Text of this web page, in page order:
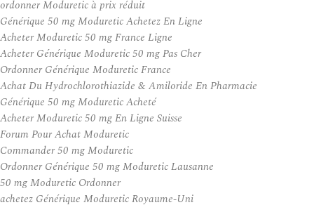
ordonner Moduretic à prix réduit
Générique 50 mg Moduretic Achetez En Ligne
Acheter Moduretic 50 mg France Ligne
Acheter Générique Moduretic 50 mg Pas Cher
Ordonner Générique Moduretic France
Achat Du Hydrochlorothiazide & Amiloride En Pharmacie
Générique 50 mg Moduretic Acheté
Acheter Moduretic 50 mg En Ligne Suisse
Forum Pour Achat Moduretic
Commander 50 mg Moduretic
Ordonner Générique 50 mg Moduretic Lausanne
50 mg Moduretic Ordonner
achetez Générique Moduretic Royaume-Uni